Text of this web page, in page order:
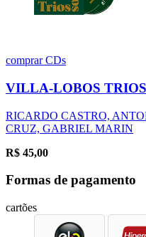
comprarCDs
VILLA-LOBOS TRIOS
RICARDO CASTRO,
CRUZ, GABRIEL MARIN
R$ 45,00
Formas de pagamento
cartões